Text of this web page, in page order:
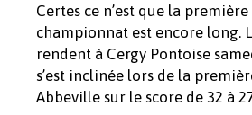
Certes ce n’est que la
championnat est encore long.
rendent à Cergy Pontoise
s’est inclinée lors de la
Abbeville sur le score de 32 à